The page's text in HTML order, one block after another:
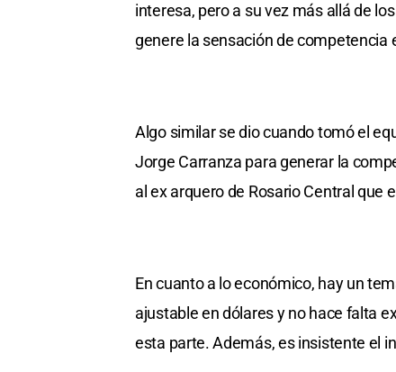
interesa, pero a su vez más allá de
genere la sensación de competencia
Algo similar se dio cuando tomó el
Jorge Carranza para generar la
al ex arquero de Rosario Central que
En cuanto a lo económico, hay un
ajustable en dólares y no hace falta
esta parte. Además, es insistente el